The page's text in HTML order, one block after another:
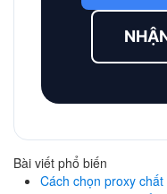
Bài viết phổ biến
Cách chọn proxy